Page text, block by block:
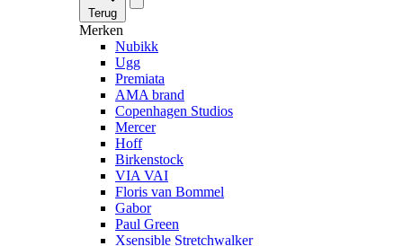
Terug
Merken
Nubikk
Ugg
Premiata
AMA brand
Copenhagen Studios
Mercer
Hoff
Birkenstock
VIA VAI
Floris van Bommel
Gabor
Paul Green
Xsensible Stretchwalker